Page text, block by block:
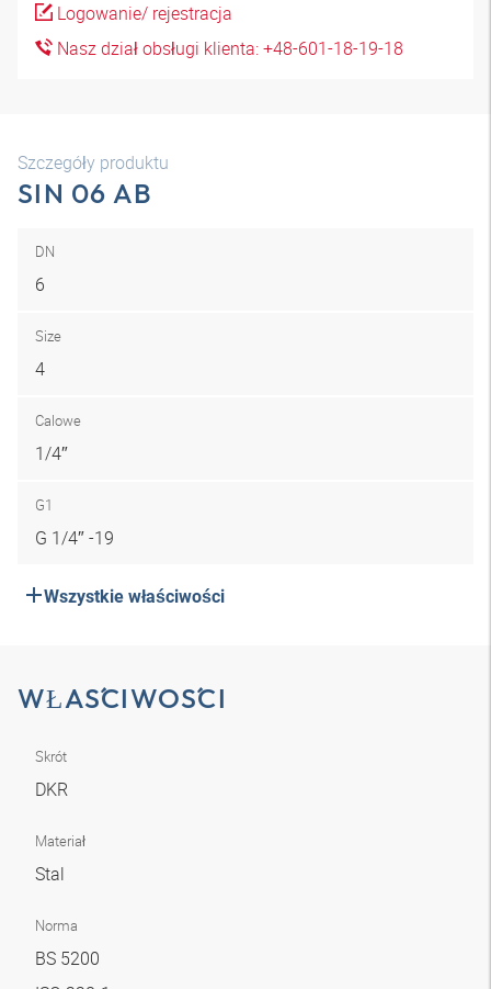
Logowanie/ rejestracja
Nasz dział obsługi klienta: +48-601-18-19-18
Szczegóły produktu
SIN 06 AB
DN
6
Size
4
Calowe
1/4″
G1
G 1/4″ -19
Wszystkie właściwości
WŁAŚCIWOŚCI
Skrót
DKR
Materiał
Stal
Norma
BS 5200